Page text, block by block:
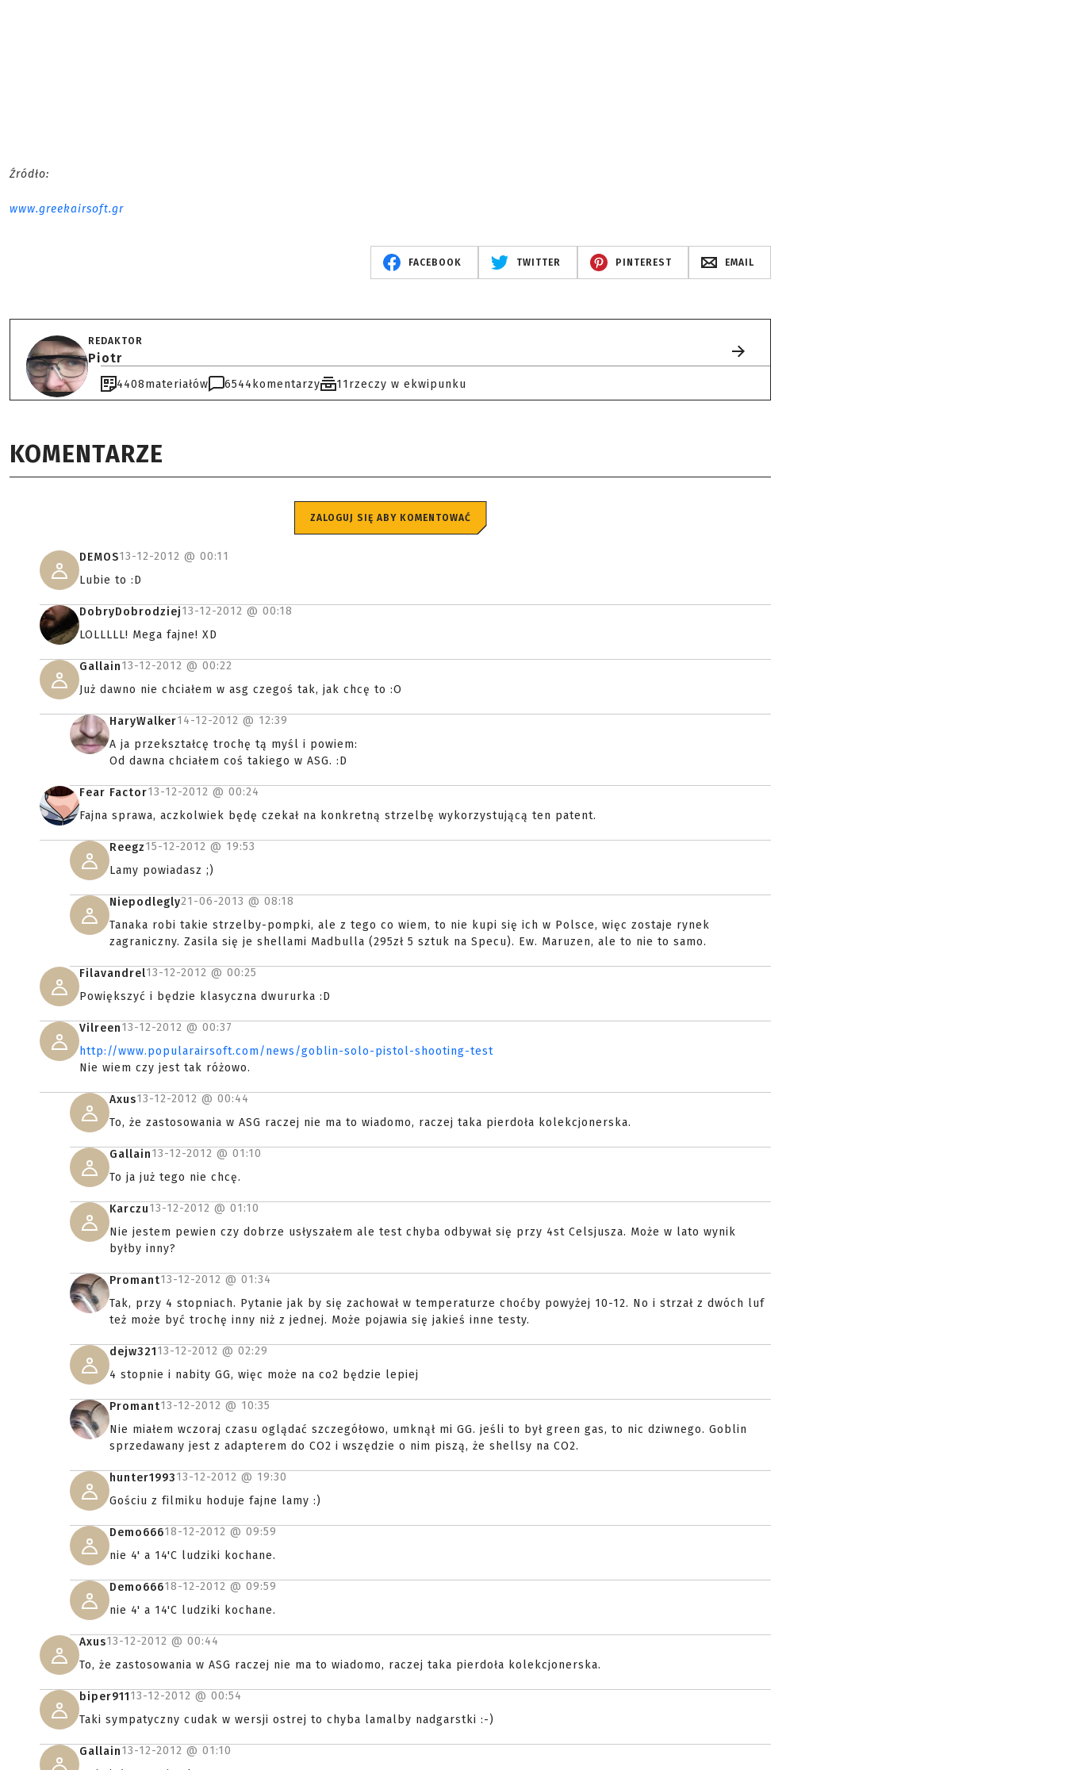
Źródło:
www.greekairsoft.gr
FACEBOOK TWITTER PINTEREST EMAIL
REDAKTOR
Piotr
4408materiałów 6544 komentarzy 11rzeczy w ekwipunku
KOMENTARZE
ZALOGUJ SIĘ ABY KOMENTOWAĆ
DEMOS13-12-2012 @ 00:11
Lubie to :D
DobryDobrodziej13-12-2012 @ 00:18
LOLLLLL! Mega fajne! XD
Gallain13-12-2012 @ 00:22
Już dawno nie chciałem w asg czegoś tak, jak chcę to :O
HaryWalker14-12-2012 @ 12:39
A ja przekształcę trochę tą myśl i powiem:
Od dawna chciałem coś takiego w ASG. :D
Fear Factor13-12-2012 @ 00:24
Fajna sprawa, aczkolwiek będę czekał na konkretną strzelbę wykorzystującą ten patent.
Reegz15-12-2012 @ 19:53
Lamy powiadasz ;)
Niepodlegly21-06-2013 @ 08:18
Tanaka robi takie strzelby-pompki, ale z tego co wiem, to nie kupi się ich w Polsce, więc zostaje rynek
zagraniczny. Zasila się je shellami Madbulla (295zł 5 sztuk na Specu). Ew. Maruzen, ale to nie to samo.
Filavandrel13-12-2012 @ 00:25
Powiększyć i będzie klasyczna dwururka :D
Vilreen13-12-2012 @ 00:37
http://www.popularairsoft.com/news/goblin-solo-pistol-shooting-test
Nie wiem czy jest tak różowo.
Axus13-12-2012 @ 00:44
To, że zastosowania w ASG raczej nie ma to wiadomo, raczej taka pierdoła kolekcjonerska.
Gallain13-12-2012 @ 01:10
To ja już tego nie chcę.
Karczu13-12-2012 @ 01:10
Nie jestem pewien czy dobrze usłyszałem ale test chyba odbywał się przy 4st Celsjusza. Może w lato wynik
byłby inny?
Promant13-12-2012 @ 01:34
Tak, przy 4 stopniach. Pytanie jak by się zachował w temperaturze choćby powyżej 10-12. No i strzał z dwóch luf
też może być trochę inny niż z jednej. Może pojawia się jakieś inne testy.
dejw32113-12-2012 @ 02:29
4 stopnie i nabity GG, więc może na co2 będzie lepiej
Promant13-12-2012 @ 10:35
Nie miałem wczoraj czasu oglądać szczegółowo, umknął mi GG. jeśli to był green gas, to nic dziwnego. Goblin
sprzedawany jest z adapterem do CO2 i wszędzie o nim piszą, że shellsy na CO2.
hunter199313-12-2012 @ 19:30
Gościu z filmiku hoduje fajne lamy :)
Demo66618-12-2012 @ 09:59
nie 4' a 14'C ludziki kochane.
Demo66618-12-2012 @ 09:59
nie 4' a 14'C ludziki kochane.
Axus13-12-2012 @ 00:44
To, że zastosowania w ASG raczej nie ma to wiadomo, raczej taka pierdoła kolekcjonerska.
biper91113-12-2012 @ 00:54
Taki sympatyczny cudak w wersji ostrej to chyba lamalby nadgarstki :-)
Gallain13-12-2012 @ 01:10